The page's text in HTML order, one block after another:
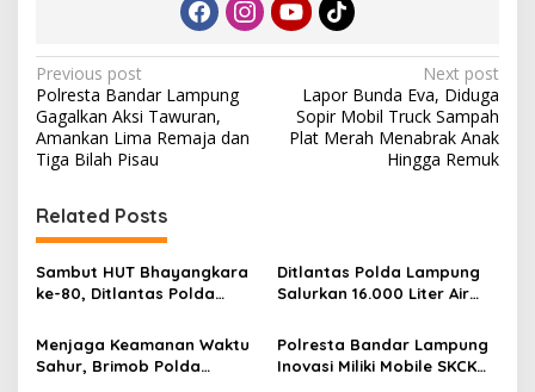
P
o
s
t
n
a
v
i
g
a
Previous post
Polresta Bandar Lampung
Gagalkan Aksi Tawuran,
Amankan Lima Remaja dan
Tiga Bilah Pisau
Next post
Lapor Bunda Eva, Diduga
Sopir Mobil Truck Sampah
Plat Merah Menabrak Anak
Hingga Remuk
Related Posts
Sambut HUT Bhayangkara
ke-80, Ditlantas Polda
Paket Sembako, Ojol
Dibekali Safety Riding
Ditlantas Polda Lampung
Salurkan 16.000 Liter Air
Keluarga di Pesawaran
Sambut HUT Bhayangkara
Menjaga Keamanan Waktu
Sahur, Brimob Polda
Polresta Bandar Lampung
Inovasi Miliki Mobile SKCK